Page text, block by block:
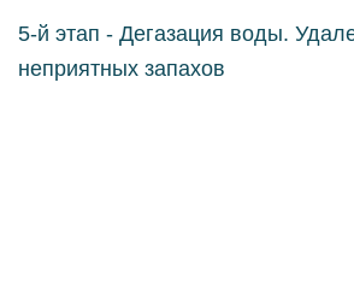
5-й этап - Дегазация воды.
неприятных запахов